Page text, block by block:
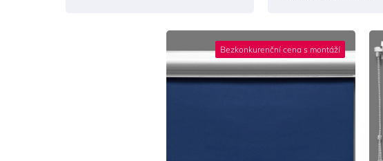
Bezkonkurenční cena s montáží